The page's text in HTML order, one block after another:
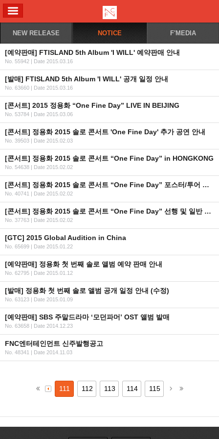
NEW RELEASE NOTICE F'MEDIA
[예약판매] FTISLAND 5th Album 'I WILL' 예약판매 안내
No. 55942 | Date 2015.03.16
[발매] FTISLAND 5th Album 'I WILL' 공개 일정 안내
No. 63660 | Date 2015.03.16
[콘서트] 2015 정용화 “One Fine Day” LIVE IN BEIJING
No. 53784 | Date 2015.03.06
[콘서트] 정용화 2015 솔로 콘서트 'One Fine Day' 추가 공연 안내
No. 39503 | Date 2015.02.03
[콘서트] 정용화 2015 솔로 콘서트 “One Fine Day” in HONGKONG
No. 54638 | Date 2015.02.02
[콘서트] 정용화 2015 솔로 콘서트 “One Fine Day” 포스터/투어 일정 공개
No. 40741 | Date 2015.02.02
[콘서트] 정용화 2015 솔로 콘서트 “One Fine Day” 선행 및 일반 예매 안내(선행예매 URL/일반예매 날짜변경)
No. 37763 | Date 2015.02.02
[GTC] 2015 Global Audition in China
No. 65699 | Date 2015.01.22
[예약판매] 정용화 첫 번째 솔로 앨범 예약 판매 안내
No. 62795 | Date 2015.01.12
[발매] 정용화 첫 번째 솔로 앨범 공개 일정 안내 (수정)
No. 63123 | Date 2015.01.09
[예약판매] SBS 주말드라마 ‘모던파머’ OST 앨범 발매
No. 63658 | Date 2014.12.23
FNC엔터테인먼트 신주발행공고
No. 48341 | Date 2014.11.03
111 112 113 114 115